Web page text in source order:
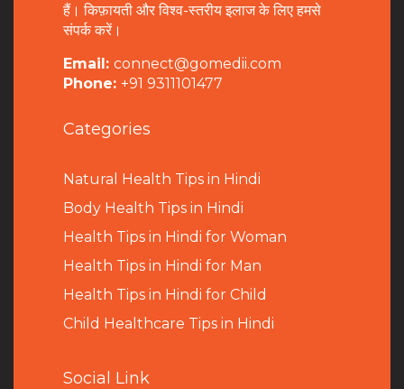
हैं। किफ़ायती और विश्व-स्तरीय इलाज के लिए हमसे
संपर्क करें।
Email: connect@gomedii.com
Phone: +91 9311101477
Categories
Natural Health Tips in Hindi
Body Health Tips in Hindi
Health Tips in Hindi for Woman
Health Tips in Hindi for Man
Health Tips in Hindi for Child
Child Healthcare Tips in Hindi
Social Link